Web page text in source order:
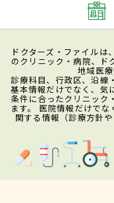
ドクターズ・ファイルは
のクリニック・病院、ド
地域医療
診療科目、行政区、沿線
基本情報だけでなく、気
条件に合ったクリニック
ます。 医院情報だけで
関する情報（診療方針